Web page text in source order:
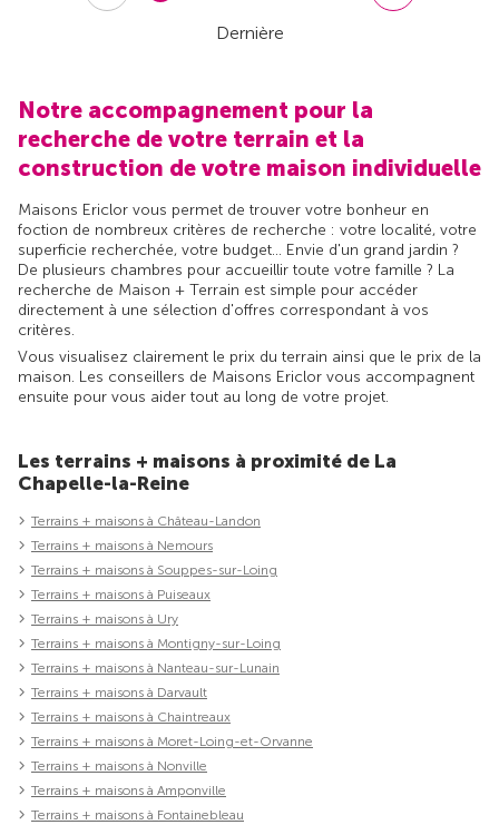
Dernière
Notre accompagnement pour la
recherche de votre terrain et la
construction de votre maison individuelle
Maisons Ericlor vous permet de trouver votre bonheur en
foction de nombreux critères de recherche : votre localité, votre
superficie recherchée, votre budget... Envie d'un grand jardin ?
De plusieurs chambres pour accueillir toute votre famille ? La
recherche de Maison + Terrain est simple pour accéder
directement à une sélection d'offres correspondant à vos
critères.
Vous visualisez clairement le prix du terrain ainsi que le prix de la
maison. Les conseillers de Maisons Ericlor vous accompagnent
ensuite pour vous aider tout au long de votre projet.
Les terrains + maisons à proximité de La
Chapelle-la-Reine
Terrains + maisons à Château-Landon
Terrains + maisons à Nemours
Terrains + maisons à Souppes-sur-Loing
Terrains + maisons à Puiseaux
Terrains + maisons à Ury
Terrains + maisons à Montigny-sur-Loing
Terrains + maisons à Nanteau-sur-Lunain
Terrains + maisons à Darvault
Terrains + maisons à Chaintreaux
Terrains + maisons à Moret-Loing-et-Orvanne
Terrains + maisons à Nonville
Terrains + maisons à Amponville
Terrains + maisons à Fontainebleau